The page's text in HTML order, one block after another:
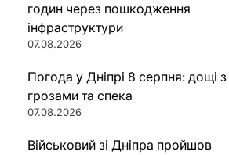
годин через пошкодження
інфраструктури
07.08.2026
Погода у Дніпрі 8 серпня: дощі з
грозами та спека
07.08.2026
Військовий зі Дніпра пройшов